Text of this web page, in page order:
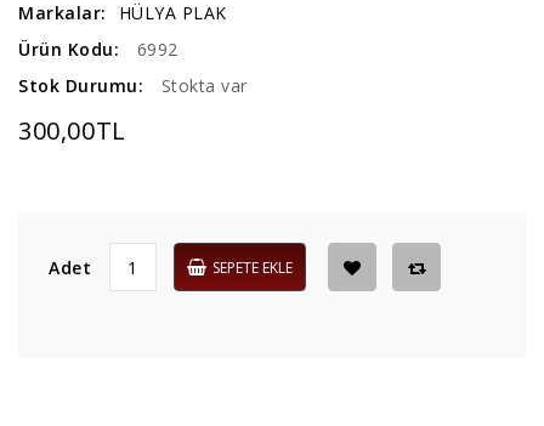
Markalar:
HÜLYA PLAK
Ürün Kodu:
6992
Stok Durumu:
Stokta var
300,00TL
Adet SEPETE EKLE